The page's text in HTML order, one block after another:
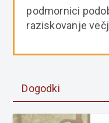
podmornici
raziskovanje
Dogodki